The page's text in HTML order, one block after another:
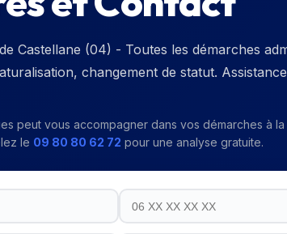
Castellane (04) - Toutes les démarches
changement de statut.
peut vous accompagner dans vos démarches à la
le 09 80 80 62 72 pour une analyse gratuite.